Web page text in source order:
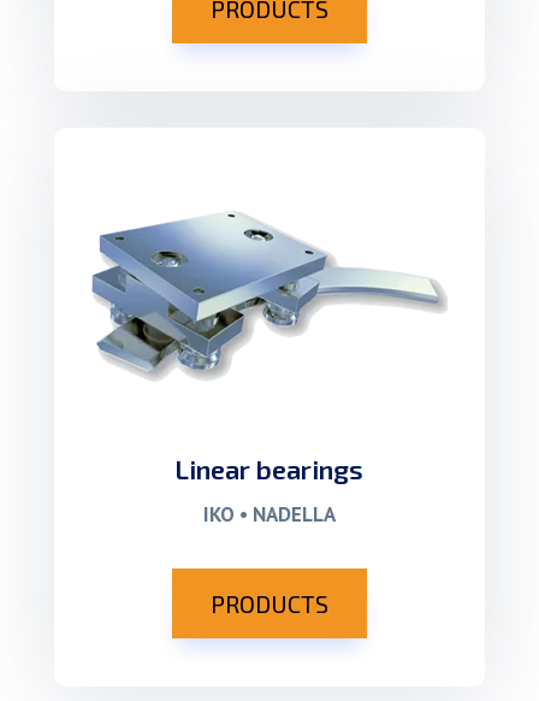
PRODUCTS
Linear bearings
IKO • NADELLA
PRODUCTS